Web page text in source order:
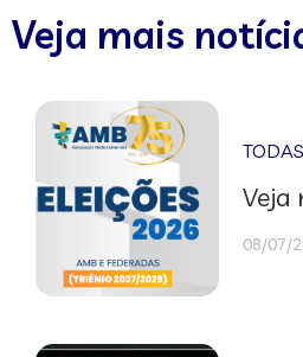
Veja mais
Veja
08/07/